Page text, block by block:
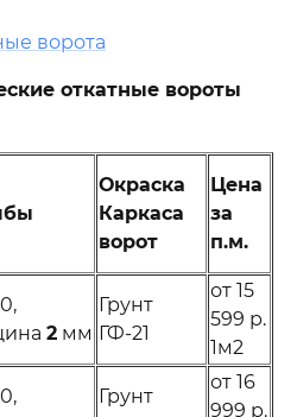
ворота
откатные вороты
Окраска
Каркаса
ворот
Цена
за
п.м.
2 мм
Грунт
ГФ-21
от 15
599 р.
1м2
Грунт
от 16
999 р.